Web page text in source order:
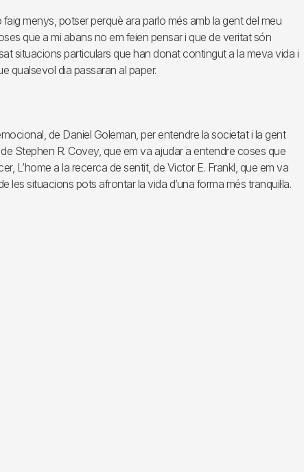
menys, potser perquè ara parlo més amb la gent del meu
que a mi abans no em feien pensar i que de veritat són
situacions particulars que han donat contingut a la meva vida i
qualsevol dia passaran al paper.
de Daniel Goleman, per entendre la societat i la gent
Stephen R. Covey, que em va ajudar a entendre coses que
L’home a la recerca de sentit, de Victor E. Frankl, que em va
situacions pots afrontar la vida d’una forma més tranquil·la.